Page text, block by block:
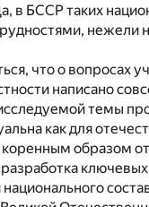
в БССР таких
нежели
что о вопросах
написано
темы
как для
образом